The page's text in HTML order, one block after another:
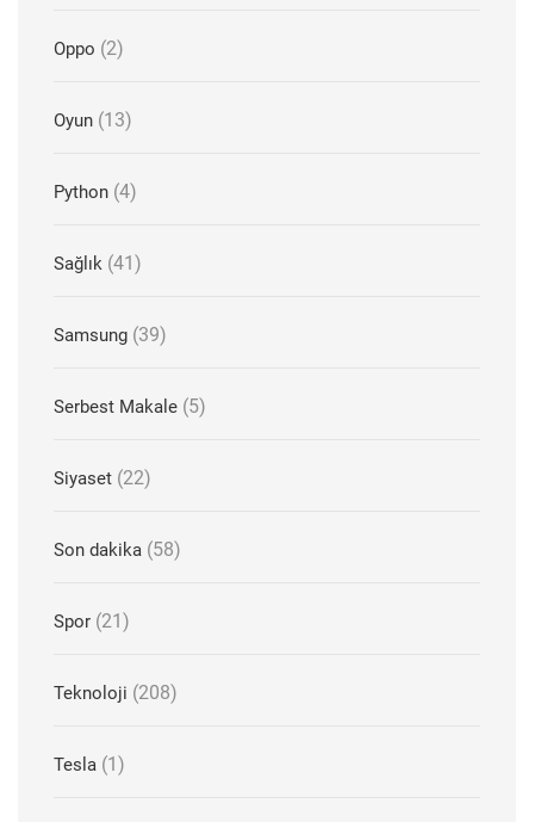
Oppo (2)
Oyun (13)
Python (4)
Sağlık (41)
Samsung (39)
Serbest Makale (5)
Siyaset (22)
Son dakika (58)
Spor (21)
Teknoloji (208)
Tesla (1)